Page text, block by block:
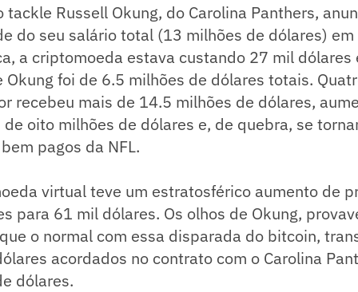
tackle Russell Okung, do Carolina Panthers,
do seu salário total (13 milhões de dólares)
a criptomoeda estava custando 27 mil dólares
foi de 6.5 milhões de dólares totais.
recebeu mais de 14.5 milhões de dólares,
oito milhões de dólares e, de quebra, se
pagos da NFL.
virtual teve um estratosférico aumento de
para 61 mil dólares. Os olhos de Okung,
o normal com essa disparada do bitcoin,
acordados no contrato com o Carolina
dólares.